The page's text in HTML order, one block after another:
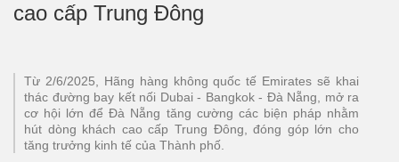
cao cấp Trung Đông
Từ 2/6/2025, Hãng hàng không quốc tế Emirates sẽ khai
thác đường bay kết nối Dubai - Bangkok - Đà Nẵng, mở ra
cơ hội lớn để Đà Nẵng tăng cường các biện pháp nhằm
hút dòng khách cao cấp Trung Đông, đóng góp lớn cho
tăng trưởng kinh tế của Thành phố.